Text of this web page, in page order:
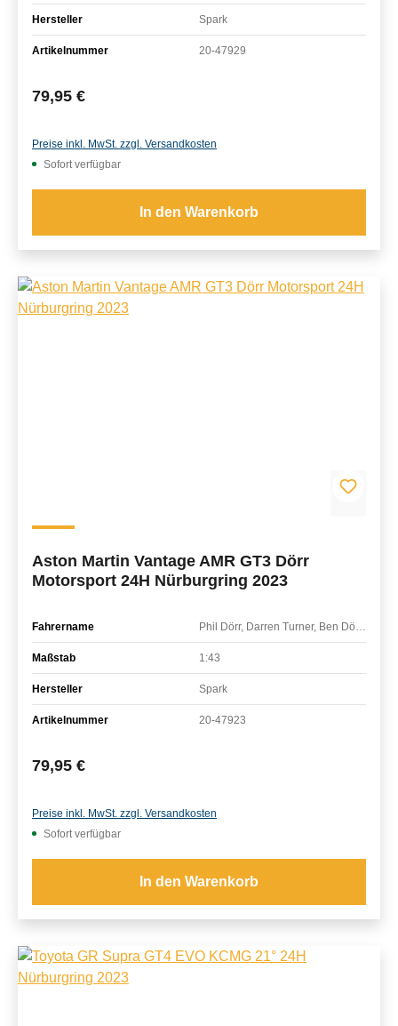
Hersteller Spark
Artikelnummer 20-47929
Regulärer Preis:
79,95 €
Preise inkl. MwSt. zzgl. Versandkosten
Sofort verfügbar
In den Warenkorb
Aston Martin Vantage AMR GT3 Dörr
Motorsport 24H Nürburgring 2023
Fahrername
Maßstab 1:43
Hersteller Spark
Artikelnummer 20-47923
Regulärer Preis:
79,95 €
Preise inkl. MwSt. zzgl. Versandkosten
Sofort verfügbar
In den Warenkorb